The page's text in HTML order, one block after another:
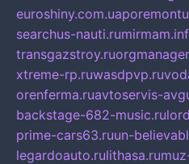
euroshiny.com.ua
searchus-nauti.ru
transgazstroy.ru
xtreme-rp.ruwasdpvp.ru
orenferma.ruavtoservis-
backstage-682-music.ru
prime-cars63.ruun-
legardoauto.rulithasa.ru